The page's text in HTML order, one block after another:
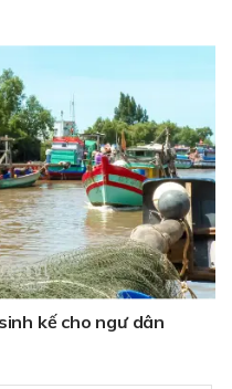
kế cho ngư dân